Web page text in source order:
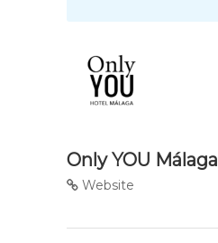
Only YOU Málaga
Website